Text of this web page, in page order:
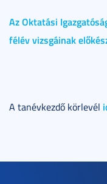
Az Oktatási
félév vizsgáinak
A tanévkezdő körlevél